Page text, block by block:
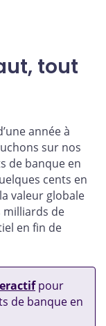
tout
année à
sur nos
de banque en
cents en
valeur globale
milliards de
en fin de
pour
de banque en